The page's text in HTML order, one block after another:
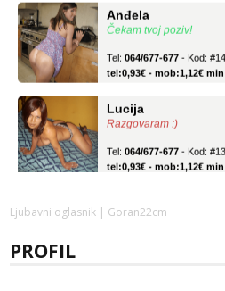
Čekam tvoj poziv!
tel:0,93€ - mob:1,12€ min
Razgovaram :)
tel:0,93€ - mob:1,12€ min
Obavijesti me
Ela
Ljubavni oglasnik | Goran22cm
PROFIL